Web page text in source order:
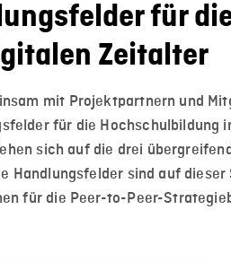
für
Zeitalter
mit Projektpartnern und
für die Hochschulbildung
sich auf die drei
Handlungsfelder sind auf dieser
für die Peer-to-Peer-